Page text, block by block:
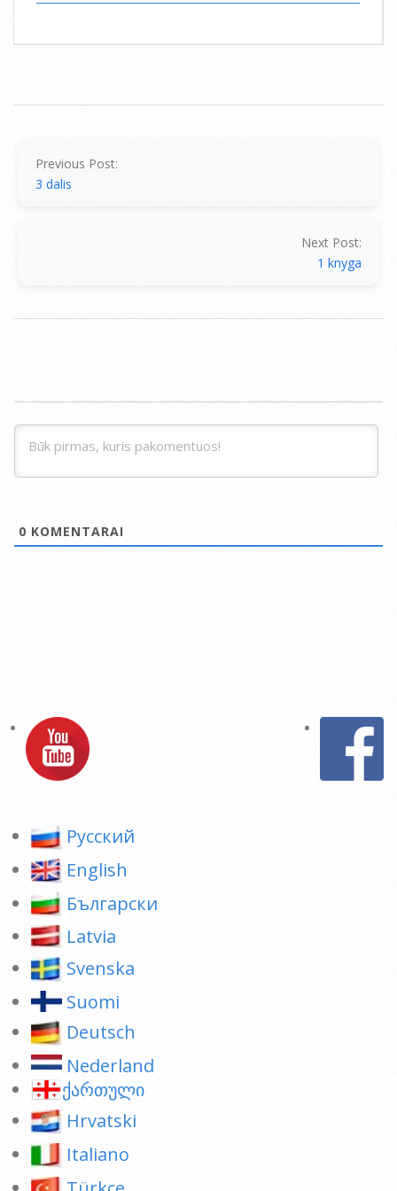
Previous Post:
3 dalis
Next Post:
1 knyga
0 KOMENTARAI
Pусский
English
Български
Latvia
Svenska
Suomi
Deutsch
Nederland
ქართული
Hrvatski
Italiano